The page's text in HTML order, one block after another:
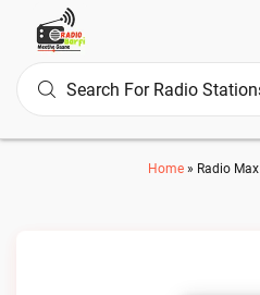
Home» Radio